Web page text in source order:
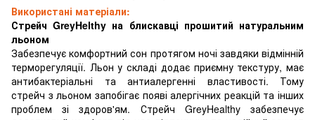
Використані матеріали:
Стрейч GreyHelthy на блискавці прошитий натуральним
льоном
Забезпечує комфортний сон протягом ночі завдяки відмінній
терморегуляції. Льон у складі додає приємну текстуру, має
антибактеріальні та антиалергенні властивості. Тому
стрейч з льоном запобігає появі алергічних реакцій та інших
проблем зі здоров'ям. Стрейч GreyHealthy забезпечує